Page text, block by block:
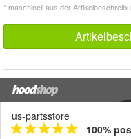
* maschinell aus der
us-partsstore
100%